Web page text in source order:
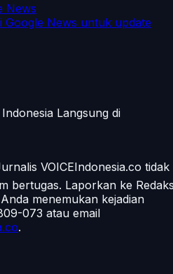
News
Google News untuk update
Langsung di
VOICEIndonesia.co tidak
bertugas. Laporkan ke
menemukan kejadian
073 atau email
.